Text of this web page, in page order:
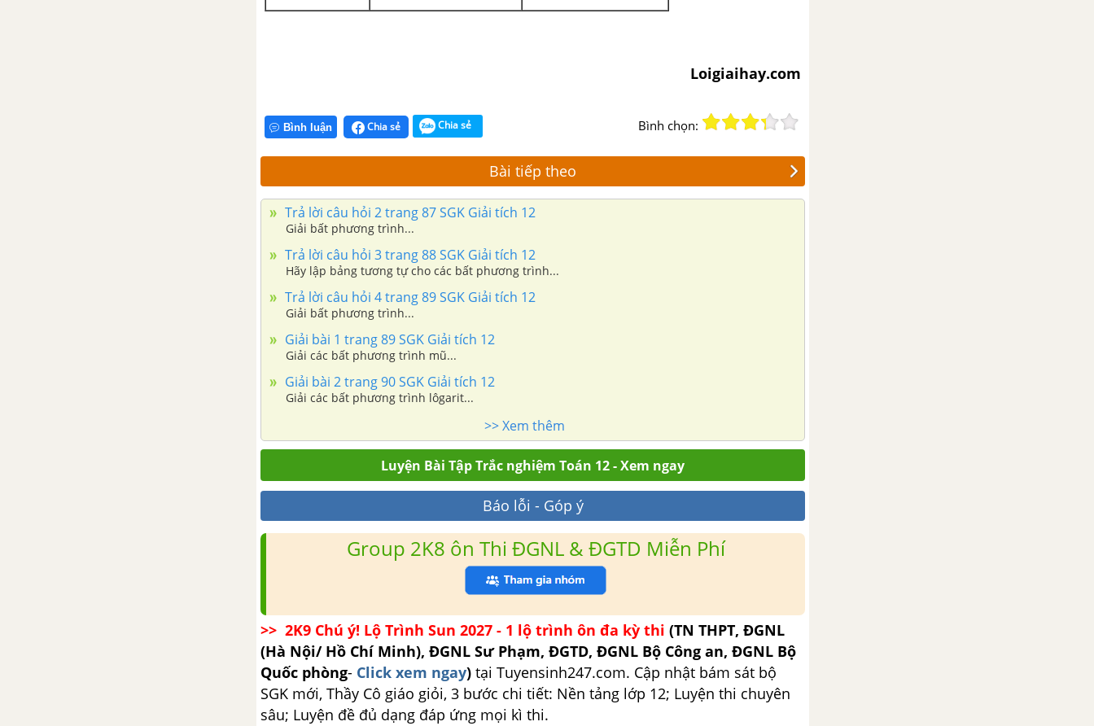
Loigiaihay.com
Bình luận Chia sẻ Chia sẻ Bình chọn:
Bài tiếp theo
Trả lời câu hỏi 2 trang 87 SGK Giải tích 12
Giải bất phương trình...
Trả lời câu hỏi 3 trang 88 SGK Giải tích 12
Hãy lập bảng tương tự cho các bất phương trình...
Trả lời câu hỏi 4 trang 89 SGK Giải tích 12
Giải bất phương trình...
Giải bài 1 trang 89 SGK Giải tích 12
Giải các bất phương trình mũ...
Giải bài 2 trang 90 SGK Giải tích 12
Giải các bất phương trình lôgarit...
>> Xem thêm
Luyện Bài Tập Trắc nghiệm Toán 12 - Xem ngay
Báo lỗi - Góp ý
Group 2K8 ôn Thi ĐGNL & ĐGTD Miễn Phí
>> 2K9 Chú ý! Lộ Trình Sun 2027 - 1 lộ trình ôn đa kỳ thi (TN THPT, ĐGNL
(Hà Nội/ Hồ Chí Minh), ĐGNL Sư Phạm, ĐGTD, ĐGNL Bộ Công an, ĐGNL Bộ
Quốc phòng- Click xem ngay) tại Tuyensinh247.com. Cập nhật bám sát bộ
SGK mới, Thầy Cô giáo giỏi, 3 bước chi tiết: Nền tảng lớp 12; Luyện thi chuyên
sâu; Luyện đề đủ dạng đáp ứng mọi kì thi.